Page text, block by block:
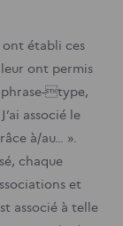
ont établi ces
ont permis
type,
associé le
à/au… ».
chaque
et
associé à telle